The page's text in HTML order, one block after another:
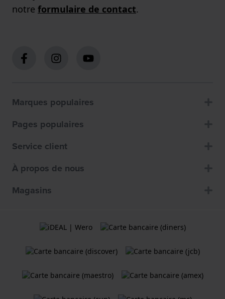
notre formulaire de contact.
Marques populaires
Pages populaires
Service client
À propos de nous
Magasins